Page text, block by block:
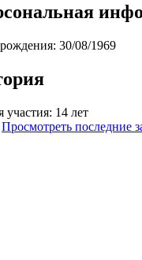
30/08/1969
участия: 14 лет
Просмотреть последние